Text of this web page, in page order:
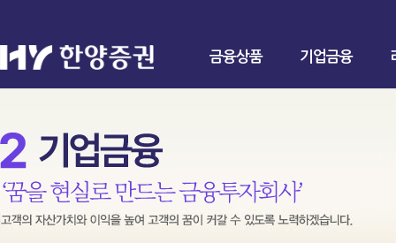
금융상품 기업금융